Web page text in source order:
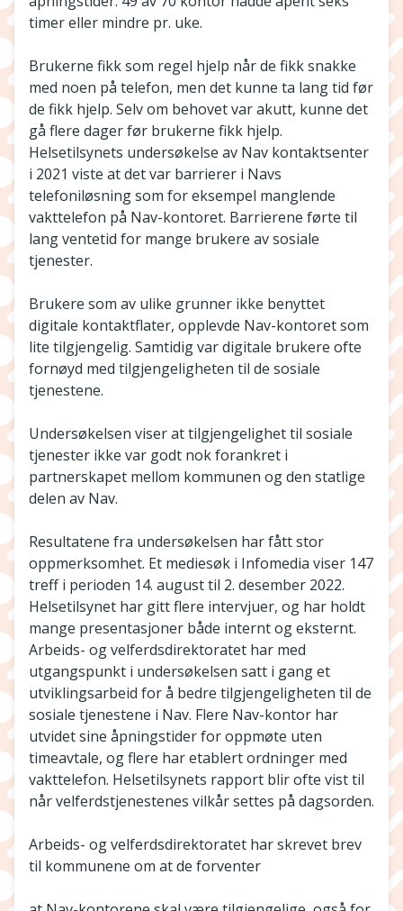
timer eller mindre pr. uke.
Brukerne fikk som regel hjelp når de fikk snakke
med noen på telefon, men det kunne ta lang tid før
de fikk hjelp. Selv om behovet var akutt, kunne det
gå flere dager før brukerne fikk hjelp.
Helsetilsynets undersøkelse av Nav kontaktsenter
i 2021 viste at det var barrierer i Navs
telefoniløsning som for eksempel manglende
vakttelefon på Nav-kontoret. Barrierene førte til
lang ventetid for mange brukere av sosiale
tjenester.
Brukere som av ulike grunner ikke benyttet
digitale kontaktflater, opplevde Nav-kontoret som
lite tilgjengelig. Samtidig var digitale brukere ofte
fornøyd med tilgjengeligheten til de sosiale
tjenestene.
Undersøkelsen viser at tilgjengelighet til sosiale
tjenester ikke var godt nok forankret i
partnerskapet mellom kommunen og den statlige
delen av Nav.
Resultatene fra undersøkelsen har fått stor
oppmerksomhet. Et mediesøk i Infomedia viser 147
treff i perioden 14. august til 2. desember 2022.
Helsetilsynet har gitt flere intervjuer, og har holdt
mange presentasjoner både internt og eksternt.
Arbeids- og velferdsdirektoratet har med
utgangspunkt i undersøkelsen satt i gang et
utviklingsarbeid for å bedre tilgjengeligheten til de
sosiale tjenestene i Nav. Flere Nav-kontor har
utvidet sine åpningstider for oppmøte uten
timeavtale, og flere har etablert ordninger med
vakttelefon. Helsetilsynets rapport blir ofte vist til
når velferdstjenestenes vilkår settes på dagsorden.
Arbeids- og velferdsdirektoratet har skrevet brev
til kommunene om at de forventer